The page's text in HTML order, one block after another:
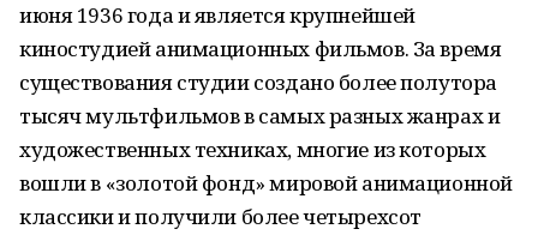
июня 1936 года и является крупнейшей
киностудией анимационных фильмов. За время
существования студии создано более полутора
тысяч мультфильмов в самых разных жанрах и
художественных техниках, многие из которых
вошли в «золотой фонд» мировой анимационной
классики и получили более четырехсот